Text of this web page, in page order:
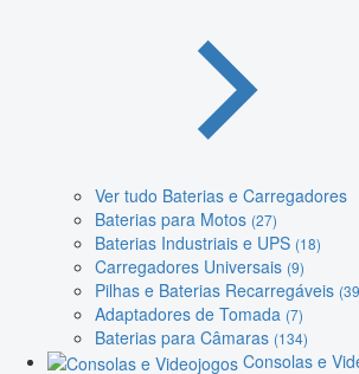
Ver tudo Baterias e Carregadores
Baterias para Motos (27)
Baterias Industriais e UPS (18)
Carregadores Universais (9)
Pilhas e Baterias Recarregáveis
Adaptadores de Tomada (7)
Baterias para Câmaras (134)
Consolas e